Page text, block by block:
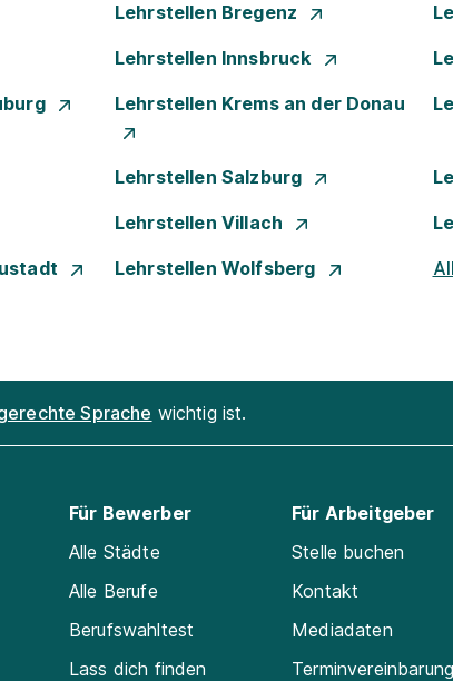
Lehrstellen Bregenz
Lehrstellen Innsbruck
Lehrstellen Krems an der Donau
Lehrstellen Salzburg
Lehrstellen Villach
Lehrstellen Wolfsberg
Sprache wichtig ist.
Für Bewerber
Alle Städte
Alle Berufe
Berufswahltest
Lass dich finden
Für Arbeitgeber
Stelle buchen
Kontakt
Mediadaten
Terminvereinbarung